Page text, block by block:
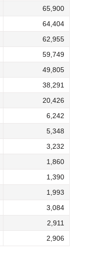
65,900
64,404
62,955
59,749
49,805
38,291
20,426
6,242
5,348
3,232
1,860
1,390
1,993
3,084
2,911
2,906